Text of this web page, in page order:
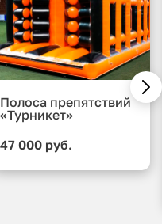
Полоса препятствий
«Турникет»
47 000 руб.